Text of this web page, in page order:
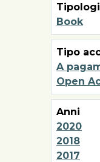
Book
Tipo
A
Open
Anni
2020
2018
2017